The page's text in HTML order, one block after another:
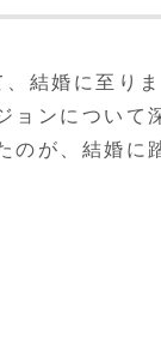
結婚に至り
ョンについて
のが、結婚に